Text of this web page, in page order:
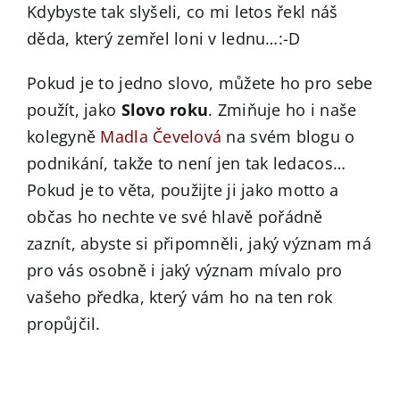
Kdybyste tak slyšeli, co mi letos řekl náš
děda, který zemřel loni v lednu…:-D
Pokud je to jedno slovo, můžete ho pro sebe
použít, jako Slovo roku. Zmiňuje ho i naše
kolegyně Madla Čevelová na svém blogu o
podnikání, takže to není jen tak ledacos…
Pokud je to věta, použijte ji jako motto a
občas ho nechte ve své hlavě pořádně
zaznít, abyste si připomněli, jaký význam má
pro vás osobně i jaký význam mívalo pro
vašeho předka, který vám ho na ten rok
propůjčil.